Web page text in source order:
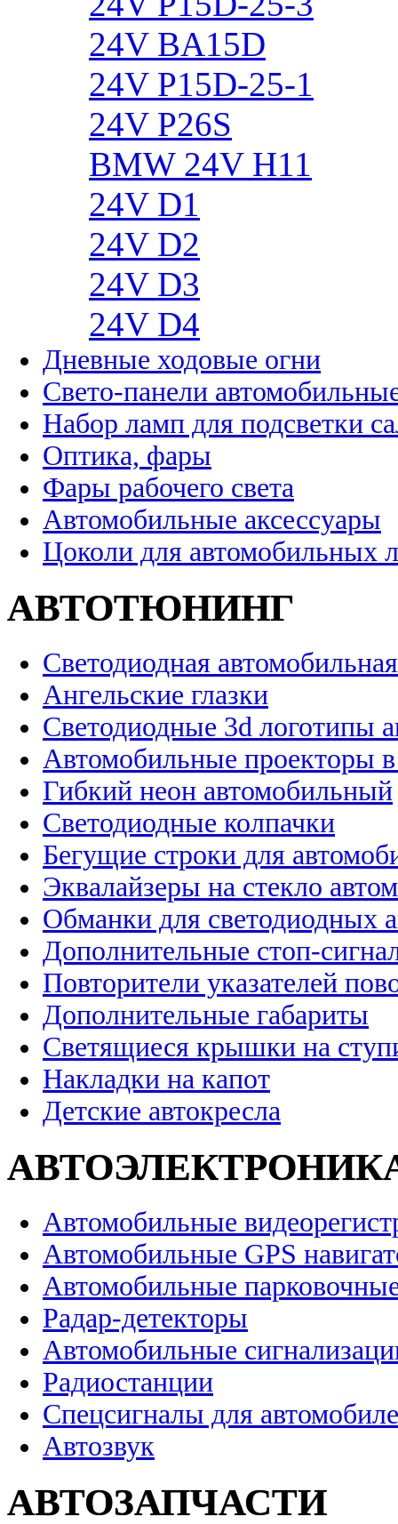
24V BA15D
24V P15D-25-1
24V P26S
BMW 24V H11
24V D1
24V D2
24V D3
24V D4
Дневные ходовые огни
Свето-панели
Набор ламп для подсветки
Оптика, фары
Фары рабочего света
Автомобильные аксессуары
Цоколи для автомобильных
АВТОТЮНИНГ
Светодиодная
Ангельские глазки
Светодиодные 3d логотипы
Автомобильные проекторы
Гибкий неон автомобильный
Светодиодные колпачки
Бегущие строки для
Эквалайзеры на стекло
Обманки для светодиодных
Дополнительные стоп-
Повторители указателей
Дополнительные габариты
Светящиеся крышки на
Накладки на капот
Детские автокресла
Автомобильные
Автомобильные GPS
Автомобильные
Радар-детекторы
Автомобильные
Радиостанции
Спецсигналы для
Автозвук
АВТОЗАПЧАСТИ